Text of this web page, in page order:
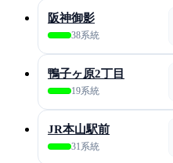
阪神御影
38系統
鴨子ヶ原2丁目
19系統
JR本山駅前
31系統